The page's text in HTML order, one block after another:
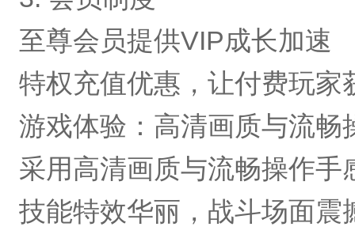
至尊会员提供VIP成长加速
特权充值优惠，让付费玩家
游戏体验：高清画质与流畅
采用高清画质与流畅操作手
技能特效华丽，战斗场面震